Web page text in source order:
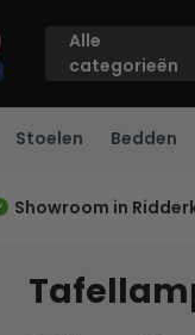
Alle
categorieën
Stoelen Bedden
Showroom in